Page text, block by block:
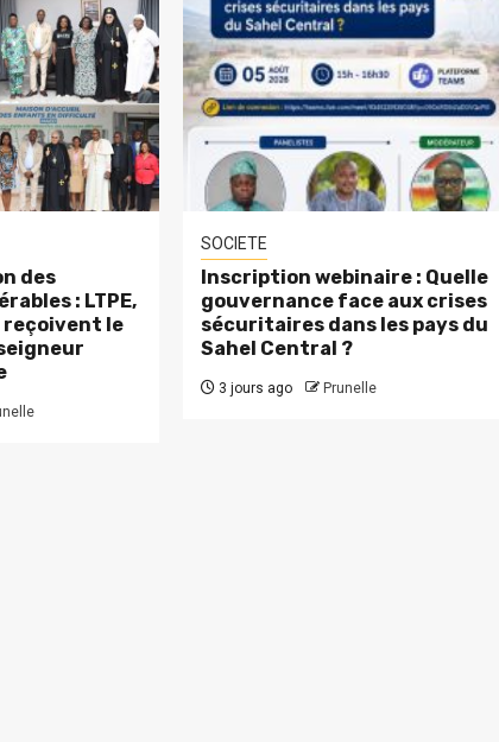
des
: LTPE,
reçoivent le
SOCIETE
Inscription webinaire : Quelle
gouvernance face aux crises
sécuritaires dans les pays du
Sahel Central ?
3 jours ago Prunelle